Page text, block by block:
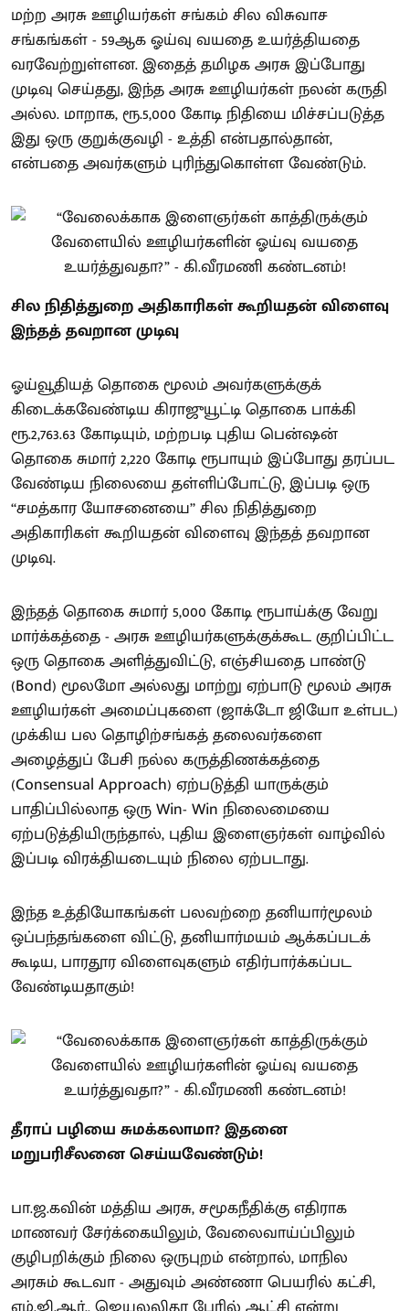
மற்ற அரசு ஊழியர்கள் சங்கம் சில விசுவாச
சங்கங்கள் - 59ஆக ஓய்வு வயதை உயர்த்தியதை
வரவேற்றுள்ளன. இதைத் தமிழக அரசு இப்போது
முடிவு செய்தது, இந்த அரசு ஊழியர்கள் நலன் கருதி
அல்ல. மாறாக, ரூ.5,000 கோடி நிதியை மிச்சப்படுத்த
இது ஒரு குறுக்குவழி - உத்தி என்பதால்தான்,
என்பதை அவர்களும் புரிந்துகொள்ள வேண்டும்.
சில நிதித்துறை அதிகாரிகள் கூறியதன் விளைவு
இந்தத் தவறான முடிவு
ஓய்வூதியத் தொகை மூலம் அவர்களுக்குக்
கிடைக்கவேண்டிய கிராஜுயூட்டி தொகை பாக்கி
ரூ.2,763.63 கோடியும், மற்றபடி புதிய பென்ஷன்
தொகை சுமார் 2,220 கோடி ரூபாயும் இப்போது தரப்பட
வேண்டிய நிலையை தள்ளிப்போட்டு, இப்படி ஒரு
‘‘சமத்கார யோசனையை’’ சில நிதித்துறை
அதிகாரிகள் கூறியதன் விளைவு இந்தத் தவறான
முடிவு.
இந்தத் தொகை சுமார் 5,000 கோடி ரூபாய்க்கு வேறு
மார்க்கத்தை - அரசு ஊழியர்களுக்குக்கூட குறிப்பிட்ட
ஒரு தொகை அளித்துவிட்டு, எஞ்சியதை பாண்டு
(Bond) மூலமோ அல்லது மாற்று ஏற்பாடு மூலம் அரசு
ஊழியர்கள் அமைப்புகளை (ஜாக்டோ ஜியோ உள்பட)
முக்கிய பல தொழிற்சங்கத் தலைவர்களை
அழைத்துப் பேசி நல்ல கருத்திணக்கத்தை
(Consensual Approach) ஏற்படுத்தி யாருக்கும்
பாதிப்பில்லாத ஒரு Win- Win நிலைமையை
ஏற்படுத்தியிருந்தால், புதிய இளைஞர்கள் வாழ்வில்
இப்படி விரக்தியடையும் நிலை ஏற்படாது.
இந்த உத்தியோகங்கள் பலவற்றை தனியார்மூலம்
ஒப்பந்தங்களை விட்டு, தனியார்மயம் ஆக்கப்படக்
கூடிய, பாரதூர விளைவுகளும் எதிர்பார்க்கப்பட
வேண்டியதாகும்!
தீராப் பழியை சுமக்கலாமா? இதனை
மறுபரிசீலனை செய்யவேண்டும்!
பா.ஜ.கவின் மத்திய அரசு, சமூகநீதிக்கு எதிராக
மாணவர் சேர்க்கையிலும், வேலைவாய்ப்பிலும்
குழிபறிக்கும் நிலை ஒருபுறம் என்றால், மாநில
அரசும் கூடவா - அதுவும் அண்ணா பெயரில் கட்சி,